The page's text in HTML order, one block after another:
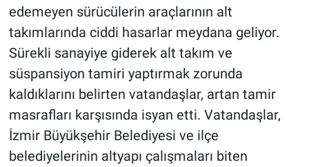
edemeyen sürücülerin araçlarının alt
takımlarında ciddi hasarlar meydana geliyor.
Sürekli sanayiye giderek alt takım ve
süspansiyon tamiri yaptırmak zorunda
kaldıklarını belirten vatandaşlar, artan tamir
masrafları karşısında isyan etti. Vatandaşlar,
İzmir Büyükşehir Belediyesi ve ilçe
belediyelerinin altyapı çalışmaları biten